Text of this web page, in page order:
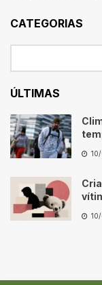
CATEGORIAS
ÚLTIMAS